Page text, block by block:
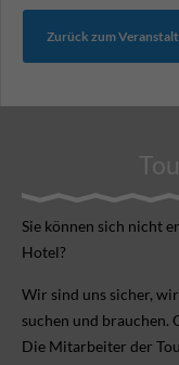
Zurück zum
Sie können sich nicht
Hotel?
Wir sind uns sicher,
suchen und brauchen.
Die Mitarbeiter der